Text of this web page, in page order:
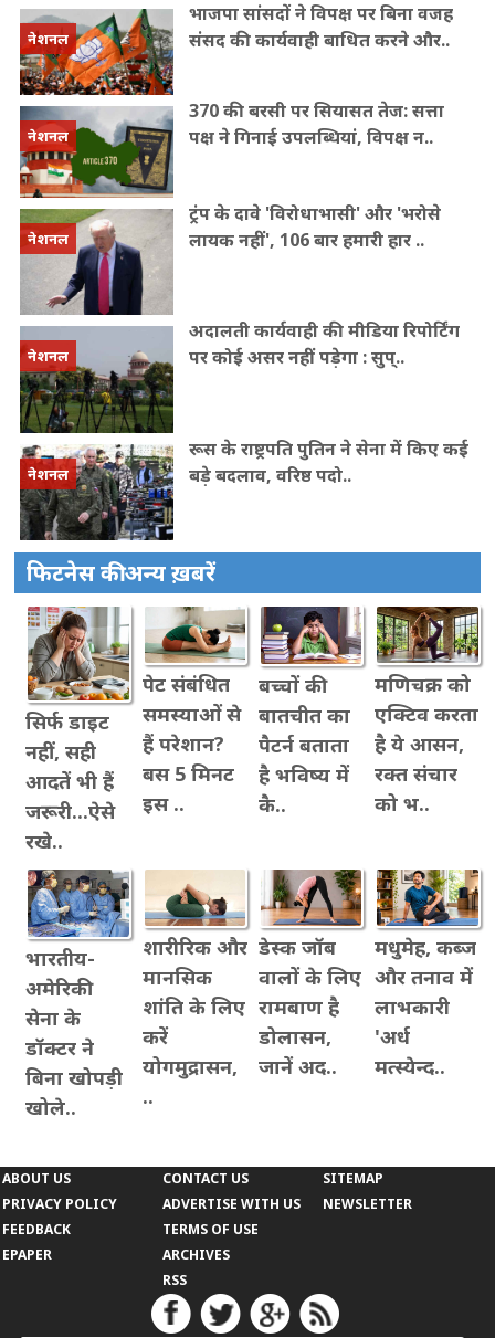
नेशनल
भाजपा सांसदों ने विपक्ष पर बिना वजह
संसद की कार्यवाही बाधित करने और..
नेशनल
370 की बरसी पर सियासत तेज: सत्ता
पक्ष ने गिनाई उपलब्धियां, विपक्ष न..
नेशनल
ट्रंप के दावे 'विरोधाभासी' और 'भरोसे
लायक नहीं', 106 बार हमारी हार ..
नेशनल
अदालती कार्यवाही की मीडिया रिपोर्टिंग
पर कोई असर नहीं पड़ेगा : सुप्..
नेशनल
रूस के राष्ट्रपति पुत‍िन ने सेना में क‍िए कई
बड़े बदलाव, वरिष्ठ पदो..
फिटनेस की अन्य ख़बरें
सिर्फ डाइट
नहीं, सही
आदतें भी हैं
जरूरी...ऐसे
रखे..
पेट संबंधित
समस्याओं से
हैं परेशान?
बस 5 मिनट
इस ..
बच्चों की
बातचीत का
पैटर्न बताता
है भविष्य में
कै..
मणिचक्र को
एक्टिव करता
है ये आसन,
रक्त संचार
को भ..
भारतीय-
अमेरिकी
सेना के
डॉक्टर ने
बिना खोपड़ी
खोले..
शारीरिक और
मानसिक
शांति के लिए
करें
योगमुद्रासन,
..
डेस्क जॉब
वालों के लिए
रामबाण है
डोलासन,
जानें अद..
मधुमेह, कब्ज
और तनाव में
लाभकारी
'अर्ध
मत्स्येन्द..
ABOUT US
PRIVACY POLICY
CONTACT US
ADVERTISE WITH US
SITEMAP
NEWSLETTER
FEEDBACK
EPAPER
TERMS OF USE
ARCHIVES
RSS